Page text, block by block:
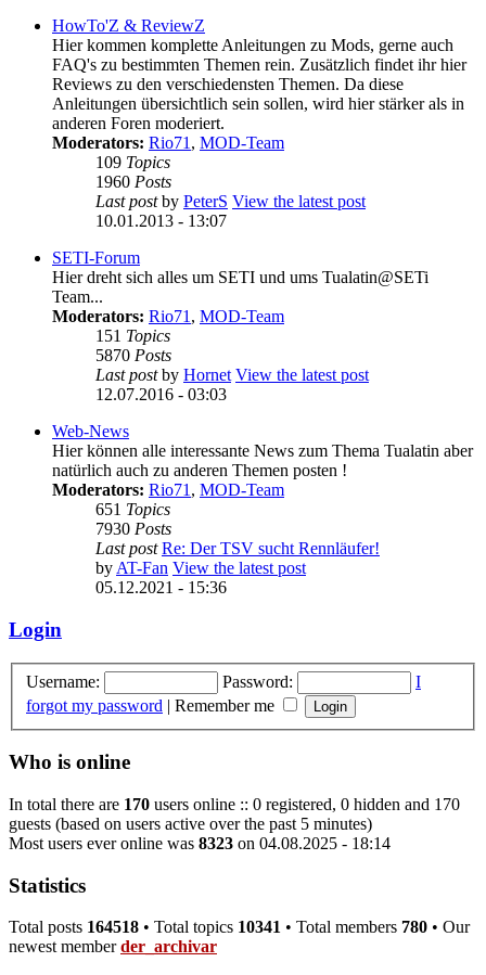
HowTo'Z & ReviewZ
Hier kommen komplette Anleitungen zu Mods, gerne auch
FAQ's zu bestimmten Themen rein. Zusätzlich findet ihr hier
Reviews zu den verschiedensten Themen. Da diese
Anleitungen übersichtlich sein sollen, wird hier stärker als in
anderen Foren moderiert.
Moderators: Rio71, MOD-Team
109 Topics
1960 Posts
Last postby PeterS View the latest post
10.01.2013 - 13:07
SETI-Forum
Hier dreht sich alles um SETI und ums Tualatin@SETi
Team...
Moderators: Rio71, MOD-Team
151 Topics
5870 Posts
Last postby Hornet View the latest post
12.07.2016 - 03:03
Web-News
Hier können alle interessante News zum Thema Tualatin aber
natürlich auch zu anderen Themen posten !
Moderators: Rio71, MOD-Team
651 Topics
7930 Posts
Last post Re: Der TSV sucht Rennläufer!
byAT-Fan View the latest post
05.12.2021 - 15:36
Login
Username: Password:
I
forgot my password | Remember me
Who is online
In total there are 170 users online :: 0 registered, 0 hidden and 170
guests (based on users active over the past 5 minutes)
Most users ever online was 8323 on 04.08.2025 - 18:14
Statistics
Total posts 164518 • Total topics 10341 • Total members 780 • Our
newest memberder_archivar